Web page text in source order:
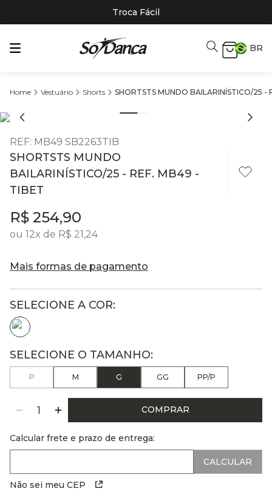
Troca Fácil
BR
Vestuário Shorts SHORTSTS MUNDO BAILARINÍSTICO/25 -
REF: MB49 SB2263TIB
SHORTSTS MUNDO
BAILARINÍSTICO/25 - REF. MB49 -
TIBET
R$ 254,90
ou 12x de R$ 21,24
Mais formas de pagamento
P M G GG PP/P
COMPRAR
Calcular frete e prazo de entrega:
Não sei meu CEP